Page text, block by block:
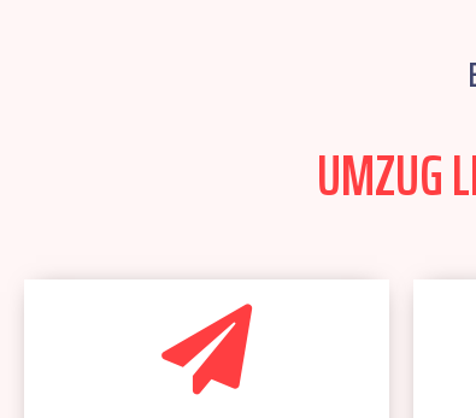
UMZUG